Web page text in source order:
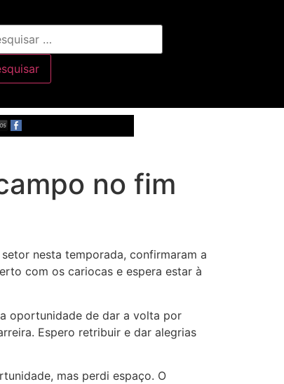
no fim
nesta temporada, confirmaram a
com os cariocas e espera estar à
oportunidade de dar a volta por
Espero retribuir e dar alegrias
mas perdi espaço. O